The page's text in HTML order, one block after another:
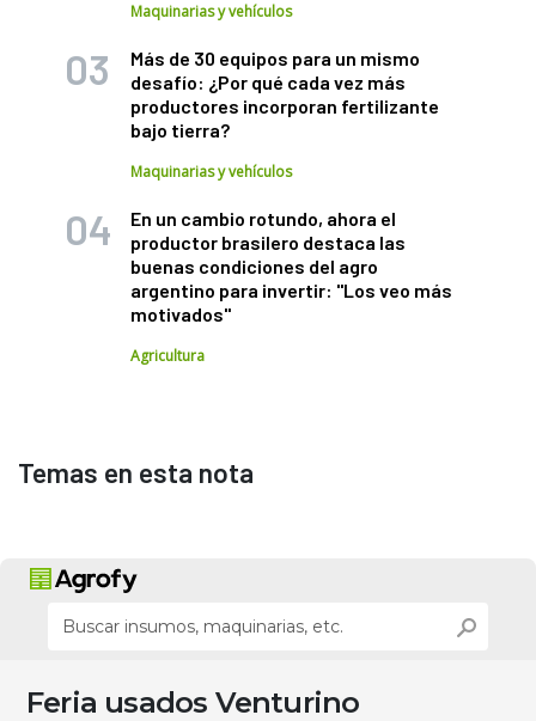
Maquinarias y vehículos
Más de 30 equipos para un mismo
desafío: ¿Por qué cada vez más
productores incorporan fertilizante
bajo tierra?
Maquinarias y vehículos
En un cambio rotundo, ahora el
productor brasilero destaca las
buenas condiciones del agro
argentino para invertir: "Los veo más
motivados"
Agricultura
Temas en esta nota
Feria usados Venturino